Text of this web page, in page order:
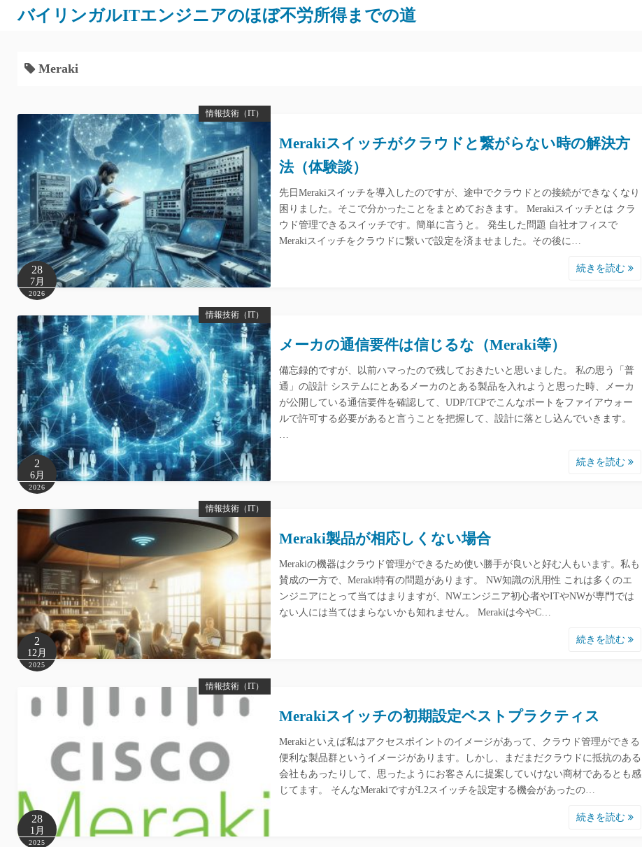
バイリンガルITエンジニアのほぼ不労所得までの道
Meraki
情報技術（IT）
28
7月
2026
Merakiスイッチがクラウドと繋がらない時の解決方
法（体験談）
先日Merakiスイッチを導入したのですが、途中でクラウドとの接続ができなくなり
困りました。そこで分かったことをまとめておきます。 Merakiスイッチとは クラ
ウド管理できるスイッチです。簡単に言うと。 発生した問題 自社オフィスで
Merakiスイッチをクラウドに繋いで設定を済ませました。その後に…
続きを読む
情報技術（IT）
2
6月
2026
メーカの通信要件は信じるな（Meraki等）
備忘録的ですが、以前ハマったので残しておきたいと思いました。 私の思う「普
通」の設計 システムにとあるメーカのとある製品を入れようと思った時、メーカ
が公開している通信要件を確認して、UDP/TCPでこんなポートをファイアウォー
ルで許可する必要があると言うことを把握して、設計に落とし込んでいきます。
…
続きを読む
情報技術（IT）
2
12月
2025
Meraki製品が相応しくない場合
Merakiの機器はクラウド管理ができるため使い勝手が良いと好む人もいます。私も
賛成の一方で、Meraki特有の問題があります。 NW知識の汎用性 これは多くのエ
ンジニアにとって当てはまりますが、NWエンジニア初心者やITやNWが専門では
ない人には当てはまらないかも知れません。 Merakiは今やC…
続きを読む
情報技術（IT）
28
1月
2025
Merakiスイッチの初期設定ベストプラクティス
Merakiといえば私はアクセスポイントのイメージがあって、クラウド管理ができる
便利な製品群というイメージがあります。しかし、まだまだクラウドに抵抗のある
会社もあったりして、思ったようにお客さんに提案していけない商材であるとも感
じてます。 そんなMerakiですがL2スイッチを設定する機会があったの…
続きを読む